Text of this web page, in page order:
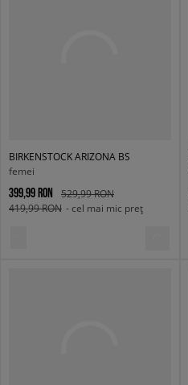
BIRKENSTOCK ARIZONA BS
femei
399,99 RON
529,99 RON
419,99 RON - cel mai mic preț